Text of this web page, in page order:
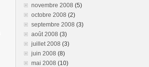
novembre 2008 (5)
octobre 2008 (2)
septembre 2008 (3)
août 2008 (3)
juillet 2008 (3)
juin 2008 (8)
mai 2008 (10)